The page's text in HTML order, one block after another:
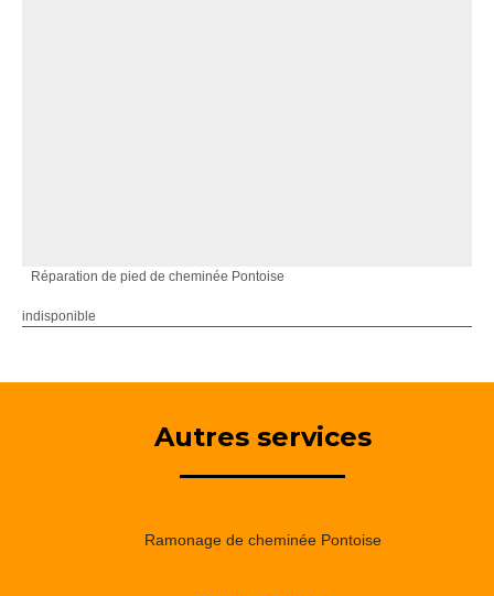
Réparation de pied de cheminée Pontoise
indisponible
Autres services
Ramonage de cheminée Pontoise